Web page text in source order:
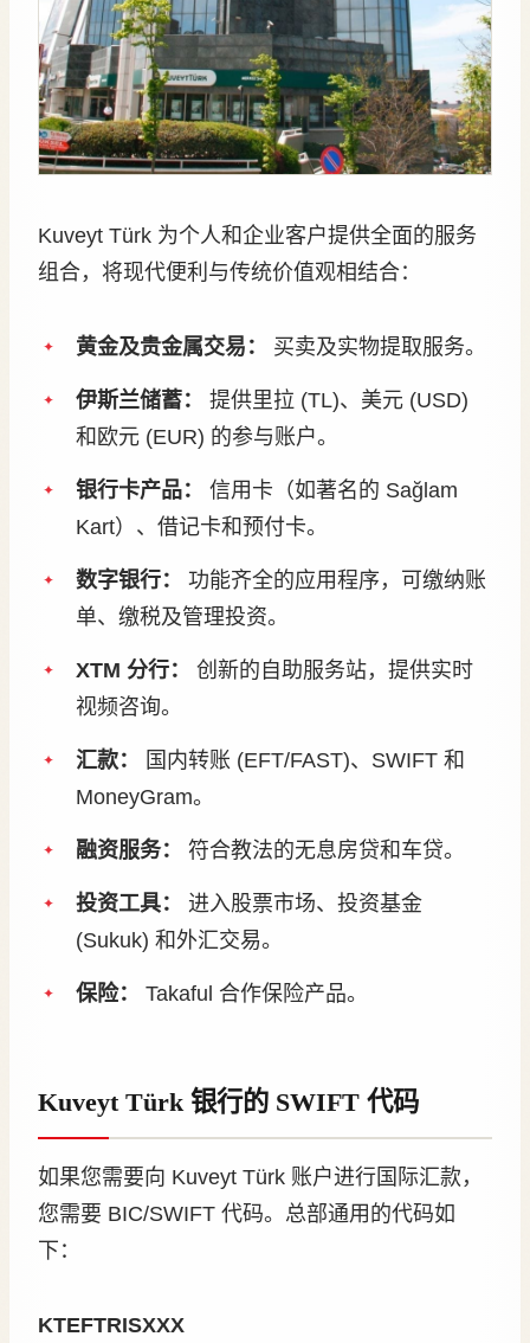
Kuveyt Türk 为个人和企业客户提供全面的服务
组合，将现代便利与传统价值观相结合：
黄金及贵金属交易： 买卖及实物提取服务。
伊斯兰储蓄：
提供里拉 (TL)、美元 (USD)
和欧元 (EUR) 的参与账户。
银行卡产品：
信用卡（如著名的 Sağlam
Kart）、借记卡和预付卡。
数字银行：
功能齐全的应用程序，可缴纳账
单、缴税及管理投资。
XTM 分行：
创新的自助服务站，提供实时
视频咨询。
汇款：
国内转账 (EFT/FAST)、SWIFT 和
MoneyGram。
融资服务： 符合教法的无息房贷和车贷。
投资工具：
进入股票市场、投资基金
(Sukuk) 和外汇交易。
保险： Takaful 合作保险产品。
Kuveyt Türk 银行的 SWIFT 代码
如果您需要向 Kuveyt Türk 账户进行国际汇款，
您需要 BIC/SWIFT 代码。总部通用的代码如
下：
KTEFTRISXXX